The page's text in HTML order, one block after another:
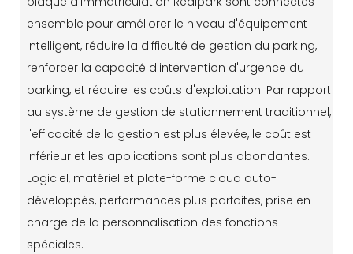
ensemble pour améliorer le niveau d'équipement
intelligent, réduire la difficulté de gestion du parking,
renforcer la capacité d'intervention d'urgence du
parking, et réduire les coûts d'exploitation. Par rapport
au système de gestion de stationnement traditionnel,
l'efficacité de la gestion est plus élevée, le coût est
inférieur et les applications sont plus abondantes.
Logiciel, matériel et plate-forme cloud auto-
développés, performances plus parfaites, prise en
charge de la personnalisation des fonctions
spéciales.